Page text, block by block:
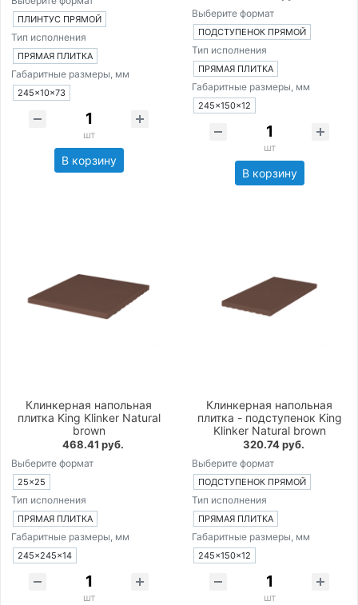
ПЛИНТУС ПРЯМОЙ
Тип исполнения
ПРЯМАЯ ПЛИТКА
Габаритные размеры, мм
245×10×73
шт
В корзину
Выберите формат
ПОДСТУПЕНОК ПРЯМОЙ
Тип исполнения
ПРЯМАЯ ПЛИТКА
Габаритные размеры, мм
245×150×12
шт
В корзину
Клинкерная напольная
плитка King Klinker Natural
brown
468.41 руб.
Выберите формат
25×25
Тип исполнения
ПРЯМАЯ ПЛИТКА
Габаритные размеры, мм
245×245×14
шт
Клинкерная напольная
плитка - подступенок King
Klinker Natural brown
320.74 руб.
Выберите формат
ПОДСТУПЕНОК ПРЯМОЙ
Тип исполнения
ПРЯМАЯ ПЛИТКА
Габаритные размеры, мм
245×150×12
шт